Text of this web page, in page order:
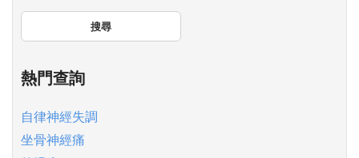
搜尋
熱門查詢
自律神經失調
坐骨神經痛